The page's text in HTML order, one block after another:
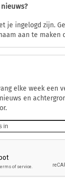
je ingelogd zijn.
aan te maken
elke week een
en